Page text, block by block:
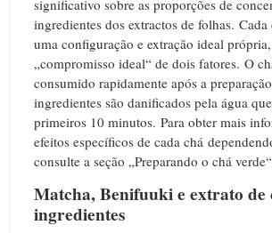
significativo sobre as proporções de
ingredientes dos extractos de folhas. Cada
uma configuração e extração ideal
„compromisso ideal“ de dois fatores. O
consumido rapidamente após a
ingredientes são danificados pela água
primeiros 10 minutos. Para obter mais
efeitos específicos de cada chá
consulte a seção „Preparando o chá
Matcha, Benifuuki e extrato de
ingredientes